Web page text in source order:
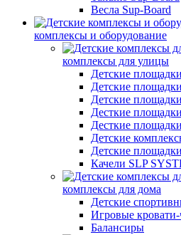
Весла Sup-Board
комплексы и оборудование
комплексы для улицы
Детские
Детские
Детские
Десткие
Десткие
Детские
Детские
Качели SLP
комплексы для дома
Детские
Игровые кровати-
Балансиры